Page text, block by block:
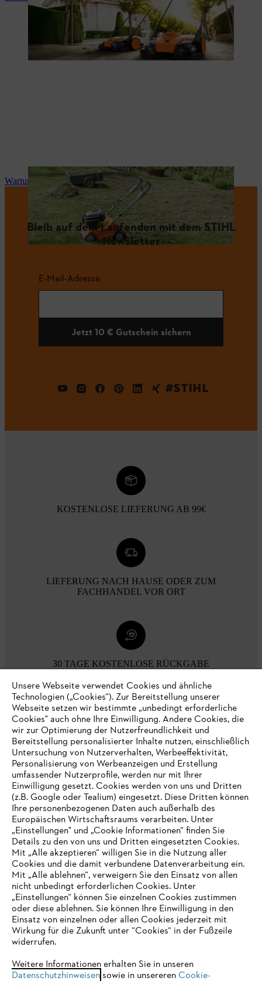
Wartung und Reparatur
Bleib auf dem Laufenden mit dem STIHL
Newsletter
E-Mail-Adresse
Jetzt 10 € Gutschein sichern
#STIHL
KOSTENLOSE LIEFERUNG AB 99€
LIEFERUNG NACH HAUSE ODER ZUM
FACHHANDEL VOR ORT
30 TAGE KOSTENLOSE RÜCKGABE
Zahlungsmöglichkeiten
Unternehmen
Online Shop
Service
IHR BROWSER WIRD NICHT
UNTERSTÜTZT
eine optimale Nutzung unserer Seite empfehlen wir Ihnen, zu
einem der folgenden Browser zu wechseln:
Unsere Webseite verwendet Cookies und ähnliche
Technologien („Cookies“). Zur Bereitstellung unserer
Webseite setzen wir bestimmte „unbedingt erforderliche
Cookies" auch ohne Ihre Einwilligung. Andere Cookies, die
wir zur Optimierung der Nutzerfreundlichkeit und
Bereitstellung personalisierter Inhalte nutzen, einschließlich
Untersuchung von Nutzerverhalten, Werbeeffektivität,
Personalisierung von Werbeanzeigen und Erstellung
umfassender Nutzerprofile, werden nur mit Ihrer
Einwilligung gesetzt. Cookies werden von uns und Dritten
(z.B. Google oder Tealium) eingesetzt. Diese Dritten können
Ihre personenbezogenen Daten auch außerhalb des
Europäischen Wirtschaftsraums verarbeiten. Unter
„Einstellungen" und „Cookie Informationen“ finden Sie
Details zu den von uns und Dritten eingesetzten Cookies.
Mit „Alle akzeptieren“ willigen Sie in die Nutzung aller
Cookies und die damit verbundene Datenverarbeitung ein.
Mit „Alle ablehnen“, verweigern Sie den Einsatz von allen
nicht unbedingt erforderlichen Cookies. Unter
„Einstellungen“ können Sie einzelnen Cookies zustimmen
oder diese ablehnen. Sie können Ihre Einwilligung in den
Einsatz von einzelnen oder allen Cookies jederzeit mit
Wirkung für die Zukunft unter “Cookies“ in der Fußzeile
widerrufen.
Weitere Informationen erhalten Sie in unseren
Datenschutzhinweisensowie in unsereren Cookie-